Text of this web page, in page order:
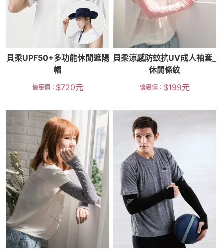
貝柔UPF50+多功能休閒遮陽
帽
優惠價： $720元
貝柔涼感防蚊抗UV成人袖套_
休閒條紋
優惠價： $199元